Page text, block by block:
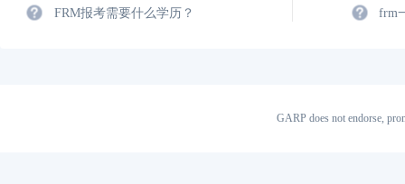
FRM报考需要什么学历？ frm
GARP does not endorse,